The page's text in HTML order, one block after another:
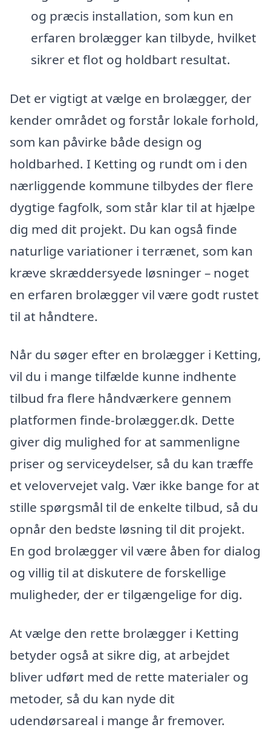
og præcis installation, som kun en
erfaren brolægger kan tilbyde, hvilket
sikrer et flot og holdbart resultat.
Det er vigtigt at vælge en brolægger, der
kender området og forstår lokale forhold,
som kan påvirke både design og
holdbarhed. I Ketting og rundt om i den
nærliggende kommune tilbydes der flere
dygtige fagfolk, som står klar til at hjælpe
dig med dit projekt. Du kan også finde
naturlige variationer i terrænet, som kan
kræve skræddersyede løsninger – noget
en erfaren brolægger vil være godt rustet
til at håndtere.
Når du søger efter en brolægger i Ketting,
vil du i mange tilfælde kunne indhente
tilbud fra flere håndværkere gennem
platformen finde-brolægger.dk. Dette
giver dig mulighed for at sammenligne
priser og serviceydelser, så du kan træffe
et velovervejet valg. Vær ikke bange for at
stille spørgsmål til de enkelte tilbud, så du
opnår den bedste løsning til dit projekt.
En god brolægger vil være åben for dialog
og villig til at diskutere de forskellige
muligheder, der er tilgængelige for dig.
At vælge den rette brolægger i Ketting
betyder også at sikre dig, at arbejdet
bliver udført med de rette materialer og
metoder, så du kan nyde dit
udendørsareal i mange år fremover.